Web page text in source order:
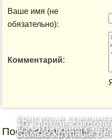
Ваше имя (не
обязательно):
Комментарий:
Последние статьи
Красивые
Шотландии: Топ-10
10 «домов-
Великобритании
Топ-10 лучших
Самые крупные